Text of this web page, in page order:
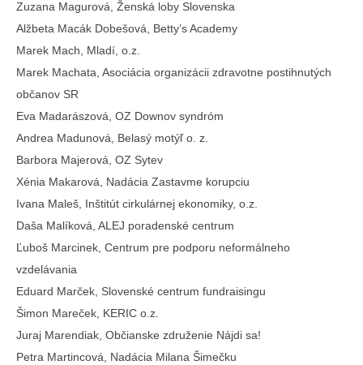
Zuzana Magurová, Ženská loby Slovenska
Alžbeta Macák Dobešová, Betty’s Academy
Marek Mach, Mladí, o.z.
Marek Machata, Asociácia organizácii zdravotne postihnutých
občanov SR
Eva Madarászová, OZ Downov syndróm
Andrea Madunová, Belasý motýľ o. z.
Barbora Majerová, OZ Sytev
Xénia Makarová, Nadácia Zastavme korupciu
Ivana Maleš, Inštitút cirkulárnej ekonomiky, o.z.
Daša Malíková, ALEJ poradenské centrum
Ľuboš Marcinek, Centrum pre podporu neformálneho
vzdelávania
Eduard Marček, Slovenské centrum fundraisingu
Šimon Mareček, KERIC o.z.
Juraj Marendiak, Občianske združenie Nájdi sa!
Petra Martincová, Nadácia Milana Šimečku